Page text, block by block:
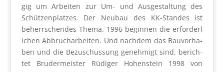
gig um Arbei­ten zur Um- und Aus­ge­stal­tung des
Schüt­zen­plat­zes. Der Neu­bau des KK-Stan­des ist
beherr­schen­des The­ma. 1996 begin­nen die erfor­der­l
i­chen Abbruch­ar­bei­ten. Und nach­dem das Bau­vor­ha­
ben und die Bezu­schus­sung geneh­migt sind, berich­
tet Bru­der­meis­ter Rüdi­ger Hohen­stein 1998 von